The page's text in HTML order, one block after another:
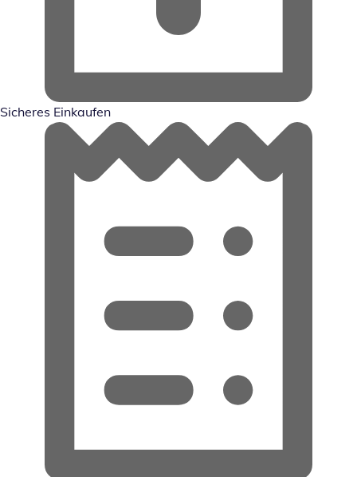
Sicheres Einkaufen